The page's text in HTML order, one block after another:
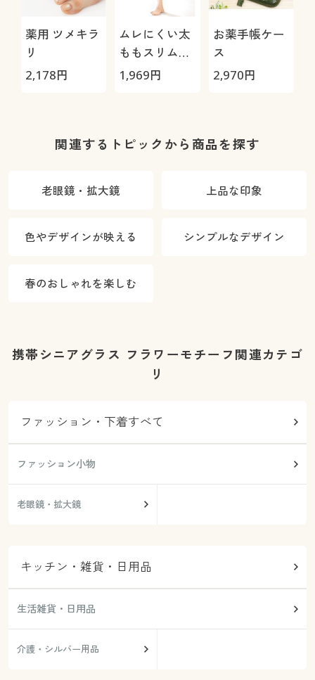
薬用 ツメキラ
リ
2,178円
ムレにくい太
ももスリムス
パッツ
1,969円
お薬手帳ケー
ス
2,970円
関連するトピックから商品を探す
老眼鏡・拡大鏡 上品な印象
色やデザインが映える シンプルなデザイン
春のおしゃれを楽しむ
携帯シニアグラス フラワーモチーフ関連カテゴ
リ
ファッション・下着すべて
ファッション小物
老眼鏡・拡大鏡
キッチン・雑貨・日用品
生活雑貨・日用品
介護・シルバー用品